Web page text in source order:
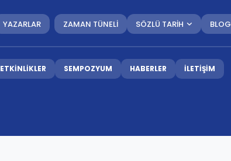
YAZARLAR ZAMAN TÜNELİ SÖZLÜ TARİH BLOG
ETKİNLİKLER SEMPOZYUM HABERLER İLETİŞİM